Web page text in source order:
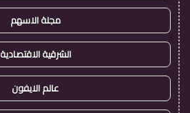
مجلة الاسهم
الشرقية الاقتصادية
عالم الايفون